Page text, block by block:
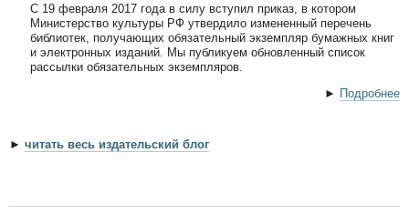
С 19 февраля 2017 года в силу вступил приказ, в котором
Министерство культуры РФ утвердило измененный перечень
библиотек, получающих обязательный экземпляр бумажных книг
и электронных изданий. Мы публикуем обновленный список
рассылки обязательных экземпляров.
► Подробнее
► читать весь издательский блог